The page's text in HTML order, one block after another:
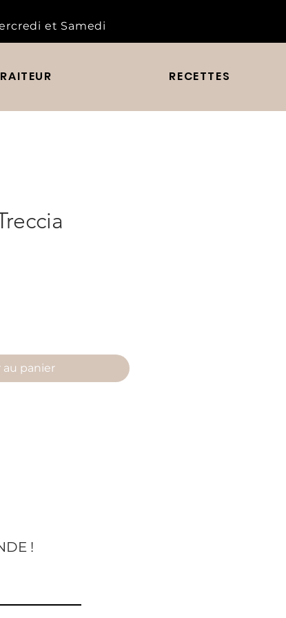
et Samedi
RECETTES
panier
!